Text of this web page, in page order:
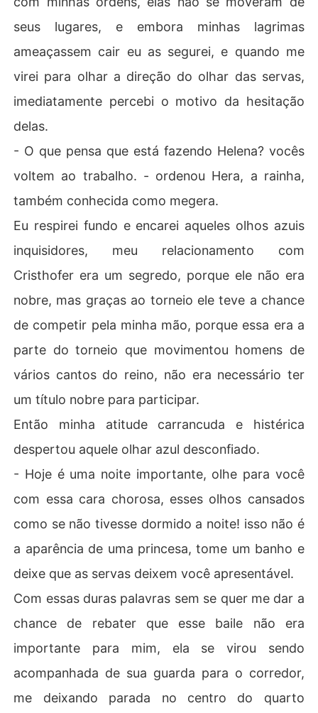
seus lugares, e embora minhas lagrimas
ameaçassem cair eu as segurei, e quando me
virei para olhar a direção do olhar das servas,
imediatamente percebi o motivo da hesitação
delas.
- O que pensa que está fazendo Helena? vocês
voltem ao trabalho. - ordenou Hera, a rainha,
também conhecida como megera.
Eu respirei fundo e encarei aqueles olhos azuis
inquisidores, meu relacionamento com
Cristhofer era um segredo, porque ele não era
nobre, mas graças ao torneio ele teve a chance
de competir pela minha mão, porque essa era a
parte do torneio que movimentou homens de
vários cantos do reino, não era necessário ter
um título nobre para participar.
Então minha atitude carrancuda e histérica
despertou aquele olhar azul desconfiado.
- Hoje é uma noite importante, olhe para você
com essa cara chorosa, esses olhos cansados
como se não tivesse dormido a noite! isso não é
a aparência de uma princesa, tome um banho e
deixe que as servas deixem você apresentável.
Com essas duras palavras sem se quer me dar a
chance de rebater que esse baile não era
importante para mim, ela se virou sendo
acompanhada de sua guarda para o corredor,
me deixando parada no centro do quarto